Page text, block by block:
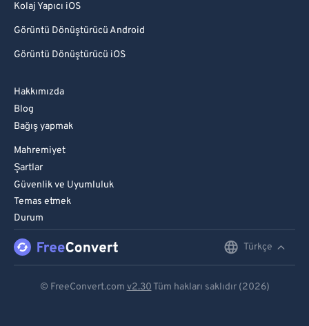
Kolaj Yapıcı iOS
Görüntü Dönüştürücü Android
Görüntü Dönüştürücü iOS
Hakkımızda
Blog
Bağış yapmak
Mahremiyet
Şartlar
Güvenlik ve Uyumluluk
Temas etmek
Durum
Türkçe
© FreeConvert.com v2.30 Tüm hakları saklıdır (2026)